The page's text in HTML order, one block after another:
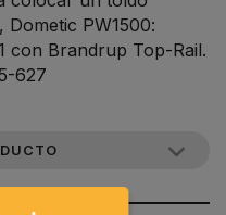
PW1500:
con Brandrup Top-Rail.
627